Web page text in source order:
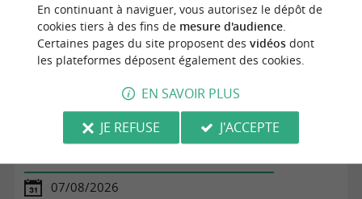
Déambulation avec Nag Océan
07/08/2026
En continuant à naviguer, vous autorisez le dépôt de
cookies tiers à des fins de mesure d'audience.
Certaines pages du site proposent des vidéosdont
les plateformes déposent également des cookies.
EN SAVOIR PLUS
JE REFUSE
J'ACCEPTE